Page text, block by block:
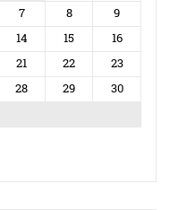
7 8
9
14 15
16
21 22
23
28 29
30